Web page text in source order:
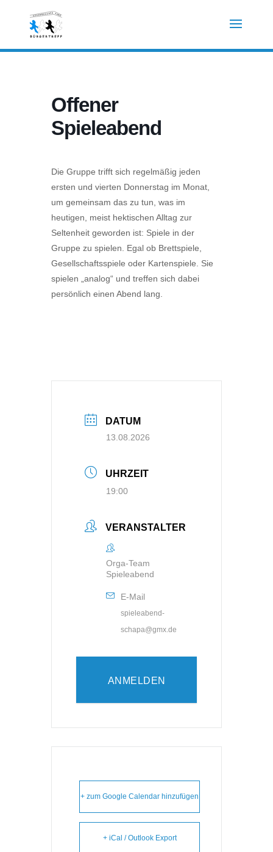
Offener
Spieleabend
Die Gruppe trifft sich regelmäßig jeden
ersten und vierten Donnerstag im Monat,
um gemeinsam das zu tun, was im
heutigen, meist hektischen Alltag zur
Seltenheit geworden ist: Spiele in der
Gruppe zu spielen. Egal ob Brettspiele,
Gesellschaftsspiele oder Kartenspiele. Sie
spielen „analog“ und treffen sich dabei
persönlich einen Abend lang.
DATUM
13.08.2026
UHRZEIT
19:00
VERANSTALTER
Orga-Team
Spieleabend
E-Mail
spieleabend-
schapa@gmx.de
ANMELDEN
+ zum Google Calendar hinzufügen
+ iCal / Outlook Export